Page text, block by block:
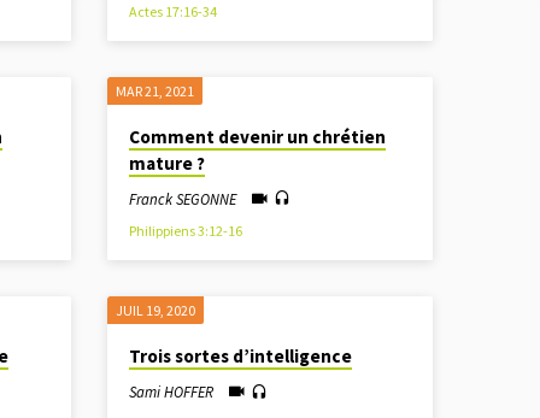
Actes 17:16-34
MAR 21 , 2021
Comment devenir un chrétien
mature ?
Franck SEGONNE
Philippiens 3:12-16
JUIL 19, 2020
Trois sortes d’intelligence
Sami HOFFER